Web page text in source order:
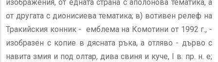
изображения, от едната страна с аполонова тематика, а
от другата с дионисиева тематика; в) вотивен релеф на
Тракийския конник - емблема на Комотини от 1992 г., -
изобразен с копие в дясната ръка, а отляво - дърво с
навита змия и под олтар, дива свиня и куче, I в. пр. н. е;